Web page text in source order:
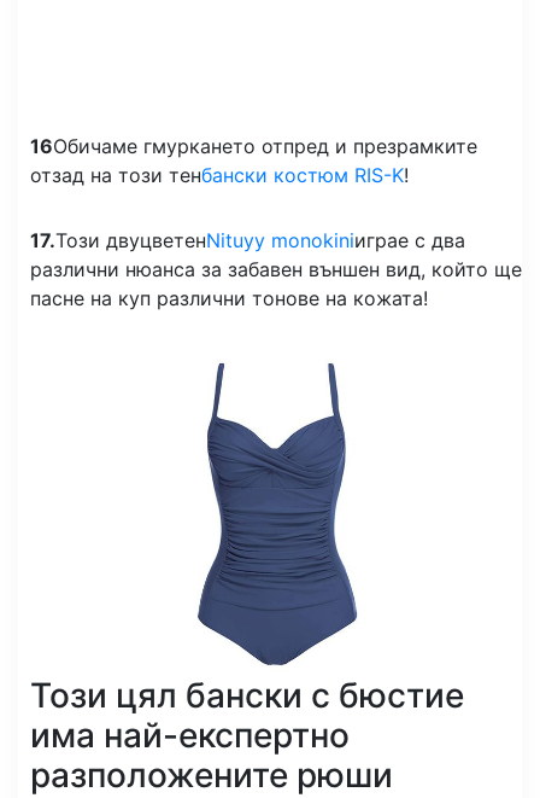
16Обичаме гмуркането отпред и презрамките
отзад на този тенбански костюм RIS-K!
17.Този двуцветенNituyy monokiniиграе с два
различни нюанса за забавен външен вид, който ще
пасне на куп различни тонове на кожата!
Този цял бански с бюстие
има най-експертно
разположените рюши